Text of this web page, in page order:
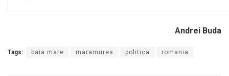
Andrei Buda
Tags: baia mare maramures politica romania